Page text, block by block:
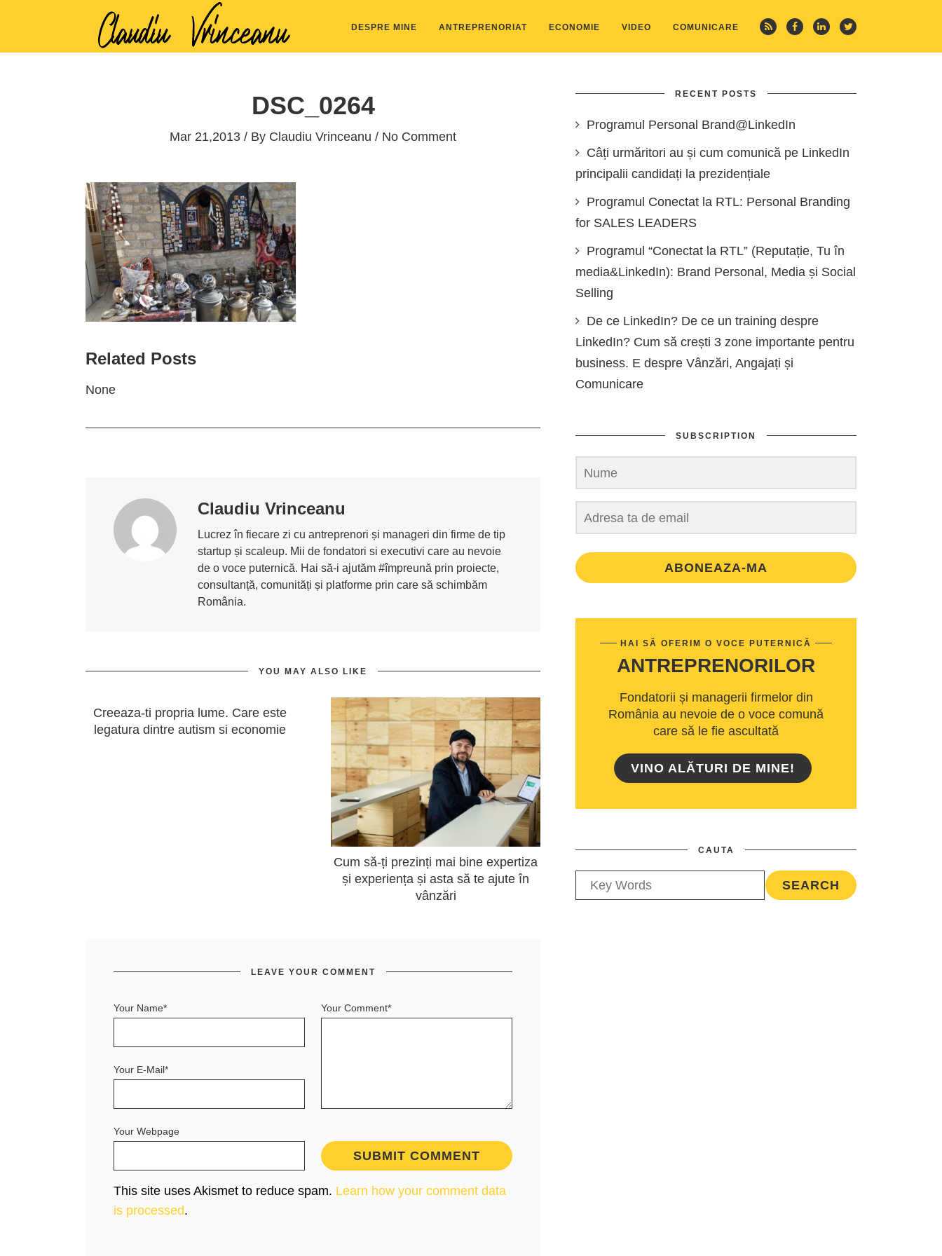
DESPRE MINE ANTREPRENORIAT ECONOMIE VIDEO COMUNICARE
DSC_0264
Mar 21,2013 / By Claudiu Vrinceanu / No Comment
Related Posts
None
Claudiu Vrinceanu
Lucrez în fiecare zi cu antreprenori și manageri din firme de tip
startup și scaleup. Mii de fondatori si executivi care au nevoie
de o voce puternică. Hai să-i ajutăm #împreună prin proiecte,
consultanță, comunități și platforme prin care să schimbăm
România.
YOU MAY ALSO LIKE
Creeaza-ti propria lume. Care este
legatura dintre autism si economie
Cum să-ți prezinți mai bine expertiza
și experiența și asta să te ajute în
vânzări
LEAVE YOUR COMMENT
Your Comment*
Your Name*
Your E-Mail*
Your Webpage
This site uses Akismet to reduce spam. Learn how your comment data
is processed.
RECENT POSTS
Programul Personal Brand@LinkedIn
Câți urmăritori au și cum comunică pe LinkedIn
principalii candidați la prezidențiale
Programul Conectat la RTL: Personal Branding
for SALES LEADERS
Programul “Conectat la RTL” (Reputație, Tu în
media&LinkedIn): Brand Personal, Media și Social
Selling
De ce LinkedIn? De ce un training despre
LinkedIn? Cum să crești 3 zone importante pentru
business. E despre Vânzări, Angajați și
Comunicare
SUBSCRIPTION
ABONEAZA-MA
HAI SĂ OFERIM O VOCE PUTERNICĂ
ANTREPRENORILOR
Fondatorii și managerii firmelor din
România au nevoie de o voce comună
care să le fie ascultată
VINO ALĂTURI DE MINE!
CAUTA